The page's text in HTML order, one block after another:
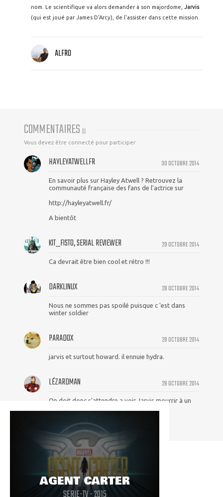
nom. Le scientifique va alors demander à son majordome, Jarvis
(qui est joué par James D'Arcy), de l'assister dans cette mission.
ALFRO
COMMENTAIRES (5)
Vous devez être connecté pour participer
30 OCTOBRE 2014
HAYLEYATWELLFR
En savoir plus sur Hayley Atwell ? Retrouvez la
communauté française des fans de l'actrice sur
http://hayleyatwell.fr/
A bientôt
29 OCTOBRE 2014
KIT_FISTO, SERIAL REVIEWER
Ca devrait être bien cool et rétro !!!
28 OCTOBRE 2014
DARKLINUX
Nous ne sommes pas spoilé puisque c 'est dans
winter soldier
28 OCTOBRE 2014
PARADOX
jarvis et surtout howard. il ennuie hydra.
28 OCTOBRE 2014
LÉZARDMAN
On doit donc s'attendre a voir Jarvis mourrir à un
AGENT CARTER